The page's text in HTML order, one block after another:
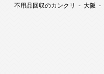
不用品回収のカンクリ 大阪